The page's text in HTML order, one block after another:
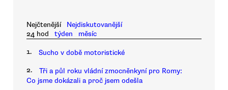
Nejčtenější
Nejdiskutovanější
24 hod
týden měsíc
1. Sucho v době motoristické
2.
Tři a půl roku vládní zmocněnkyní pro Romy:
Co jsme dokázali a proč jsem odešla